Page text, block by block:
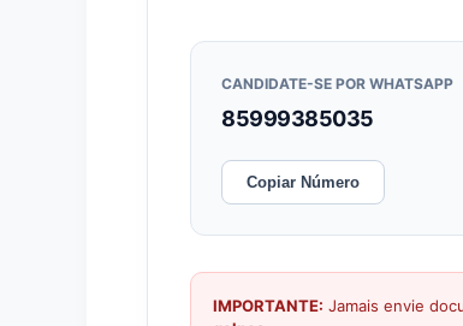
CANDIDATE-SE POR WHATSAPP
85999385035
Copiar Número
IMPORTANTE: Jamais envie